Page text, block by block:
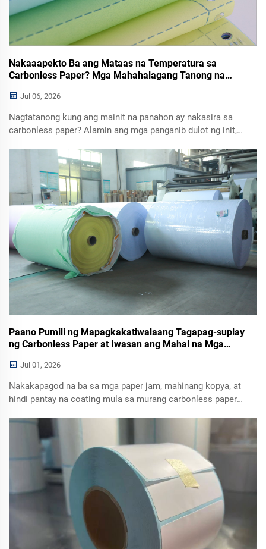
Nakaaapekto Ba ang Mataas na Temperatura sa
Carbonless Paper? Mga Mahahalagang Tanong na
Jul 06, 2026
Nagtatanong kung ang mainit na panahon ay nakasira sa
carbonless paper? Alamin ang mga panganib dulot ng init,
paano pumili ng maaasahang mga tagagawa ng NCR paper
para sa export.
Paano Pumili ng Mapagkakatiwalaang Tagapag-suplay
ng Carbonless Paper at Iwasan ang Mahal na Mga
Jul 01, 2026
Nakakapagod na ba sa mga paper jam, mahinang kopya, at
hindi pantay na coating mula sa murang carbonless paper?
tagapag-suplay ng carbonless paper, suriin ang
pagkakapare-pareho ng bawat batch, ang packaging na may
kontrol sa moisture, at ang pagkakaukop sa iyong
kagamitan sa pagpi-print.